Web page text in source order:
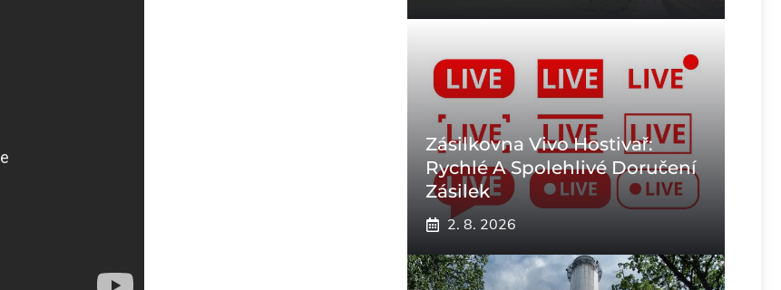
Zásilkovna Vivo Hostivař:
Rychlé A Spolehlivé Doručení
Zásilek
2. 8. 2026